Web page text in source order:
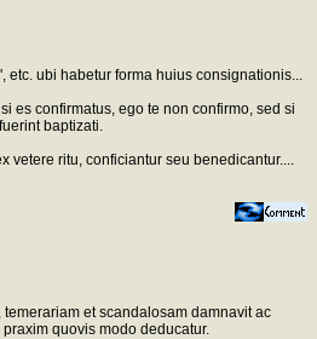
ubi habetur forma huius consignationis...
es confirmatus, ego te non confirmo, sed si
baptizati.
ritu, conficiantur seu benedicantur....
et scandalosam damnavit ac
quovis modo deducatur.